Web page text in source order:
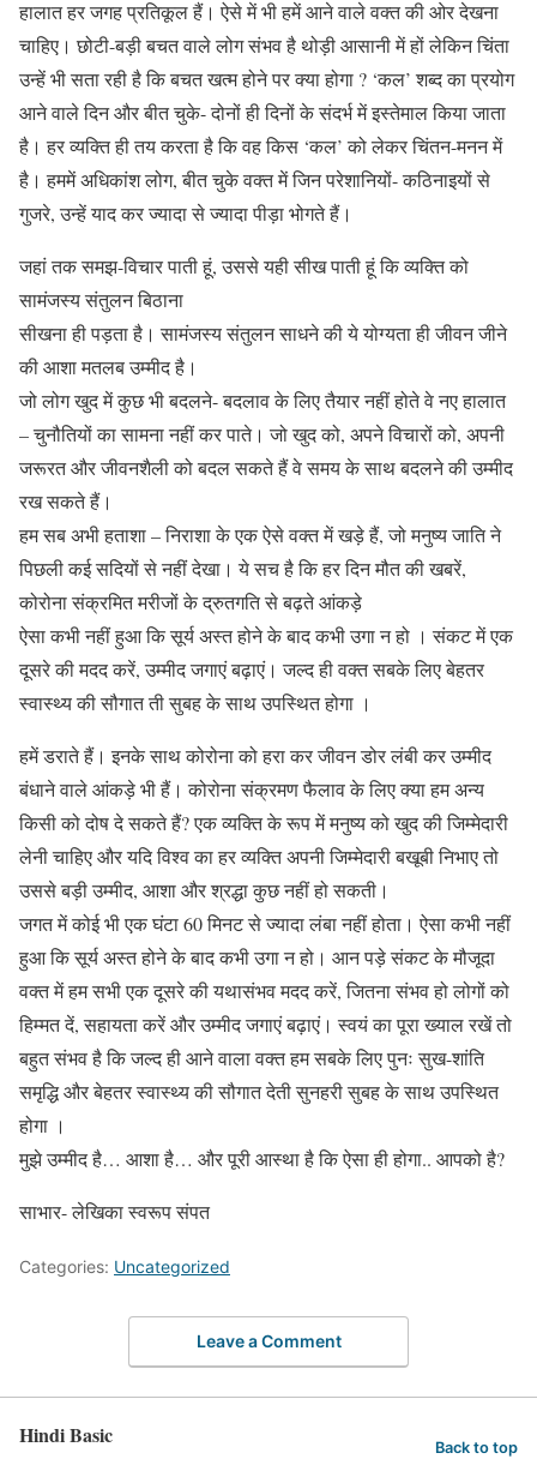
हालात हर जगह प्रतिकूल हैं। ऐसे में भी हमें आने वाले वक्त की ओर देखना
चाहिए। छोटी-बड़ी बचत वाले लोग संभव है थोड़ी आसानी में हों लेकिन चिंता
उन्हें भी सता रही है कि बचत खत्म होने पर क्या होगा ? ‘कल’ शब्द का प्रयोग
आने वाले दिन और बीत चुके- दोनों ही दिनों के संदर्भ में इस्तेमाल किया जाता
है। हर व्यक्ति ही तय करता है कि वह किस ‘कल’ को लेकर चिंतन-मनन में
है। हममें अधिकांश लोग, बीत चुके वक्त में जिन परेशानियों- कठिनाइयों से
गुजरे, उन्हें याद कर ज्यादा से ज्यादा पीड़ा भोगते हैं।
जहां तक समझ-विचार पाती हूं, उससे यही सीख पाती हूं कि व्यक्ति को
सामंजस्य संतुलन बिठाना
सीखना ही पड़ता है। सामंजस्य संतुलन साधने की ये योग्यता ही जीवन जीने
की आशा मतलब उम्मीद है।
जो लोग खुद में कुछ भी बदलने- बदलाव के लिए तैयार नहीं होते वे नए हालात
– चुनौतियों का सामना नहीं कर पाते। जो खुद को, अपने विचारों को, अपनी
जरूरत और जीवनशैली को बदल सकते हैं वे समय के साथ बदलने की उम्मीद
रख सकते हैं।
हम सब अभी हताशा – निराशा के एक ऐसे वक्त में खड़े हैं, जो मनुष्य जाति ने
पिछली कई सदियों से नहीं देखा। ये सच है कि हर दिन मौत की खबरें,
कोरोना संक्रमित मरीजों के द्रुतगति से बढ़ते आंकड़े
ऐसा कभी नहीं हुआ कि सूर्य अस्त होने के बाद कभी उगा न हो । संकट में एक
दूसरे की मदद करें, उम्मीद जगाएं बढ़ाएं। जल्द ही वक्त सबके लिए बेहतर
स्वास्थ्य की सौगात ती सुबह के साथ उपस्थित होगा ।
हमें डराते हैं। इनके साथ कोरोना को हरा कर जीवन डोर लंबी कर उम्मीद
बंधाने वाले आंकड़े भी हैं। कोरोना संक्रमण फैलाव के लिए क्या हम अन्य
किसी को दोष दे सकते हैं? एक व्यक्ति के रूप में मनुष्य को खुद की जिम्मेदारी
लेनी चाहिए और यदि विश्व का हर व्यक्ति अपनी जिम्मेदारी बखूबी निभाए तो
उससे बड़ी उम्मीद, आशा और श्रद्धा कुछ नहीं हो सकती।
जगत में कोई भी एक घंटा 60 मिनट से ज्यादा लंबा नहीं होता। ऐसा कभी नहीं
हुआ कि सूर्य अस्त होने के बाद कभी उगा न हो। आन पड़े संकट के मौजूदा
वक्त में हम सभी एक दूसरे की यथासंभव मदद करें, जितना संभव हो लोगों को
हिम्मत दें, सहायता करें और उम्मीद जगाएं बढ़ाएं। स्वयं का पूरा ख्याल रखें तो
बहुत संभव है कि जल्द ही आने वाला वक्त हम सबके लिए पुनः सुख-शांति
समृद्धि और बेहतर स्वास्थ्य की सौगात देती सुनहरी सुबह के साथ उपस्थित
होगा ।
मुझे उम्मीद है… आशा है… और पूरी आस्था है कि ऐसा ही होगा.. आपको है?
साभार- लेखिका स्वरूप संपत
Categories: Uncategorized
Leave a Comment
Hindi Basic Back to top